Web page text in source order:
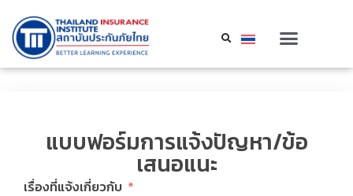
แบบฟอร์มการแจ้งปัญหา/ข้อ
เสนอแนะ
เรื่องที่แจ้งเกี่ยวกับ